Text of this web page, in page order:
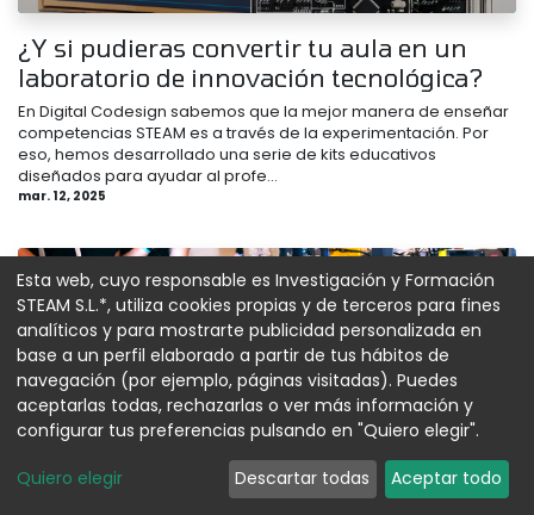
¿Y si pudieras convertir tu aula en un
laboratorio de innovación tecnológica?
En Digital Codesign sabemos que la mejor manera de enseñar
competencias STEAM es a través de la experimentación. Por
eso, hemos desarrollado una serie de kits educativos
diseñados para ayudar al profe...
mar. 12, 2025
Desafío InFuture 2021/2022
Un año más, se ha desarrollado entre los centros educativos el
concurso “ Desafío InFuture”, organizado por el *Parque
Esta web, cuyo responsable es Investigación y Formación
STEAM S.L.*, utiliza cookies propias y de terceros para fines
analíticos y para mostrarte publicidad personalizada en
base a un perfil elaborado a partir de tus hábitos de
navegación (por ejemplo, páginas visitadas). Puedes
aceptarlas todas, rechazarlas o ver más información y
configurar tus preferencias pulsando en "Quiero elegir".
Quiero elegir Descartar todas Aceptar todo